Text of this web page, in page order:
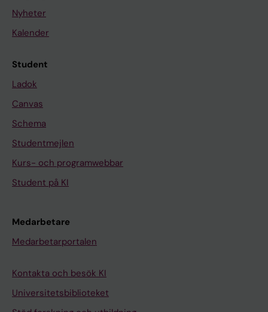
Nyheter
Kalender
Student
Ladok
Canvas
Schema
Studentmejlen
Kurs- och programwebbar
Student på KI
Medarbetare
Medarbetarportalen
Kontakta och besök KI
Universitetsbiblioteket